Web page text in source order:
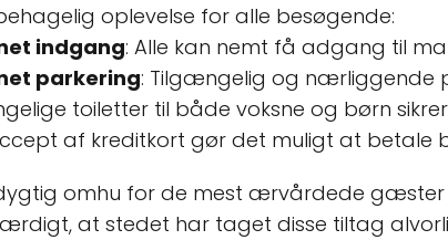
oplevelse for alle besøgende:
indgang: Alle kan nemt få adgang til
parkering: Tilgængelig og nærliggende
toiletter til både voksne og børn
af kreditkort gør det muligt at betale
omhu for de mest ærvårdede
at stedet har taget disse tiltag